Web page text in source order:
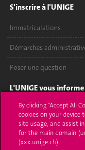
S'inscrire à l'UNIGE
Immatriculations
Démarches
Poser une question
L'UNIGE vous informe
UNIGE Mobile
Médias
Offres d'emploi
By clicking “Accept All
cookies on your device
site usage, and assist
for the main domain
(xxx.unige.ch).